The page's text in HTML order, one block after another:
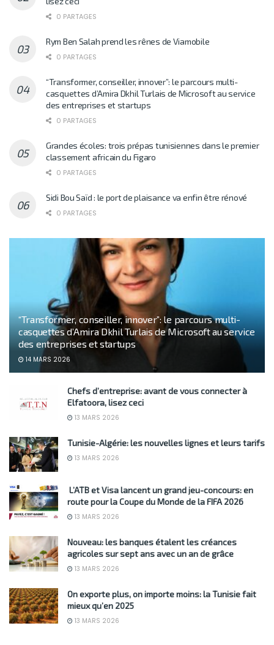
0 PARTAGES
Rym Ben Salah prend les rênes de Viamobile
0 PARTAGES
“Transformer, conseiller, innover”: le parcours multi-
casquettes d’Amira Dkhil Turlais de Microsoft au service
des entreprises et startups
0 PARTAGES
Grandes écoles: trois prépas tunisiennes dans le premier
classement africain du Figaro
0 PARTAGES
Sidi Bou Saïd : le port de plaisance va enfin être rénové
0 PARTAGES
“Transformer, conseiller, innover”: le parcours multi-
casquettes d’Amira Dkhil Turlais de Microsoft au service
des entreprises et startups
14 MARS 2026
Chefs d’entreprise: avant de vous connecter à
Elfatoora, lisez ceci
13 MARS 2026
Tunisie-Algérie: les nouvelles lignes et leurs tarifs
13 MARS 2026
L’ATB et Visa lancent un grand jeu-concours: en
route pour la Coupe du Monde de la FIFA 2026
13 MARS 2026
Nouveau: les banques étalent les créances
agricoles sur sept ans avec un an de grâce
13 MARS 2026
On exporte plus, on importe moins: la Tunisie fait
mieux qu’en 2025
13 MARS 2026